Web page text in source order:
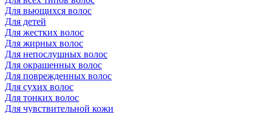
Для вьющихся волос
Для детей
Для жестких волос
Для жирных волос
Для непослушных волос
Для окрашенных волос
Для поврежденных волос
Для сухих волос
Для тонких волос
Для чувствительной кожи